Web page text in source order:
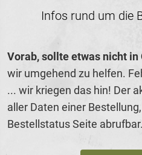
Infos rund um die
Vorab, sollte etwas nicht
wir umgehend zu helfen.
... wir kriegen das hin! Der
aller Daten einer
Bestellstatus Seite abrufbar.